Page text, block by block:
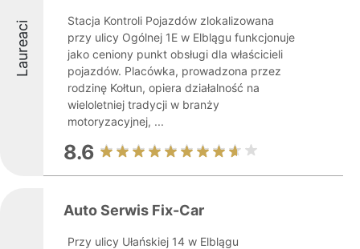
Laureaci
Stacja Kontroli Pojazdów zlokalizowana
przy ulicy Ogólnej 1E w Elblągu funkcjonuje
jako ceniony punkt obsługi dla właścicieli
pojazdów. Placówka, prowadzona przez
rodzinę Kołtun, opiera działalność na
wieloletniej tradycji w branży
motoryzacyjnej, ...
8.6
Auto Serwis Fix-Car
Przy ulicy Ułańskiej 14 w Elblągu